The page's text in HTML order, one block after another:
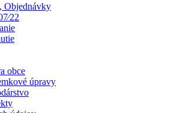
Objednávky
obce
úpravy